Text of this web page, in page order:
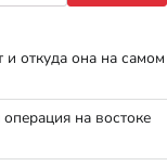
откуда она на самом
на востоке